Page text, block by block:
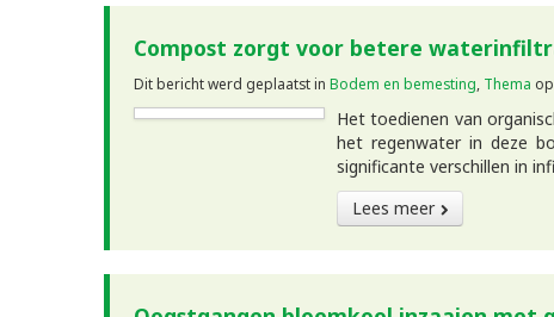
Compost zorgt voor betere
Dit bericht werd geplaatst in Bodem en bemesting Thema op
Het toedienen van
het regenwater in deze
significante verschillen in
Lees meer